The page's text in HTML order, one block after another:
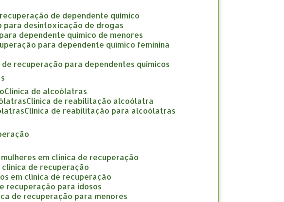
recuperação de dependente químico
para desintoxicação de drogas
dependente químico de menores
para dependente químico feminina
de recuperação para dependentes químicos
clínica de alcoólatras
clínica de reabilitação alcoólatra
clínica de reabilitação para alcoólatras
em clínica de recuperação
de recuperação
em clínica de recuperação
recuperação para idosos
de recuperação para menores